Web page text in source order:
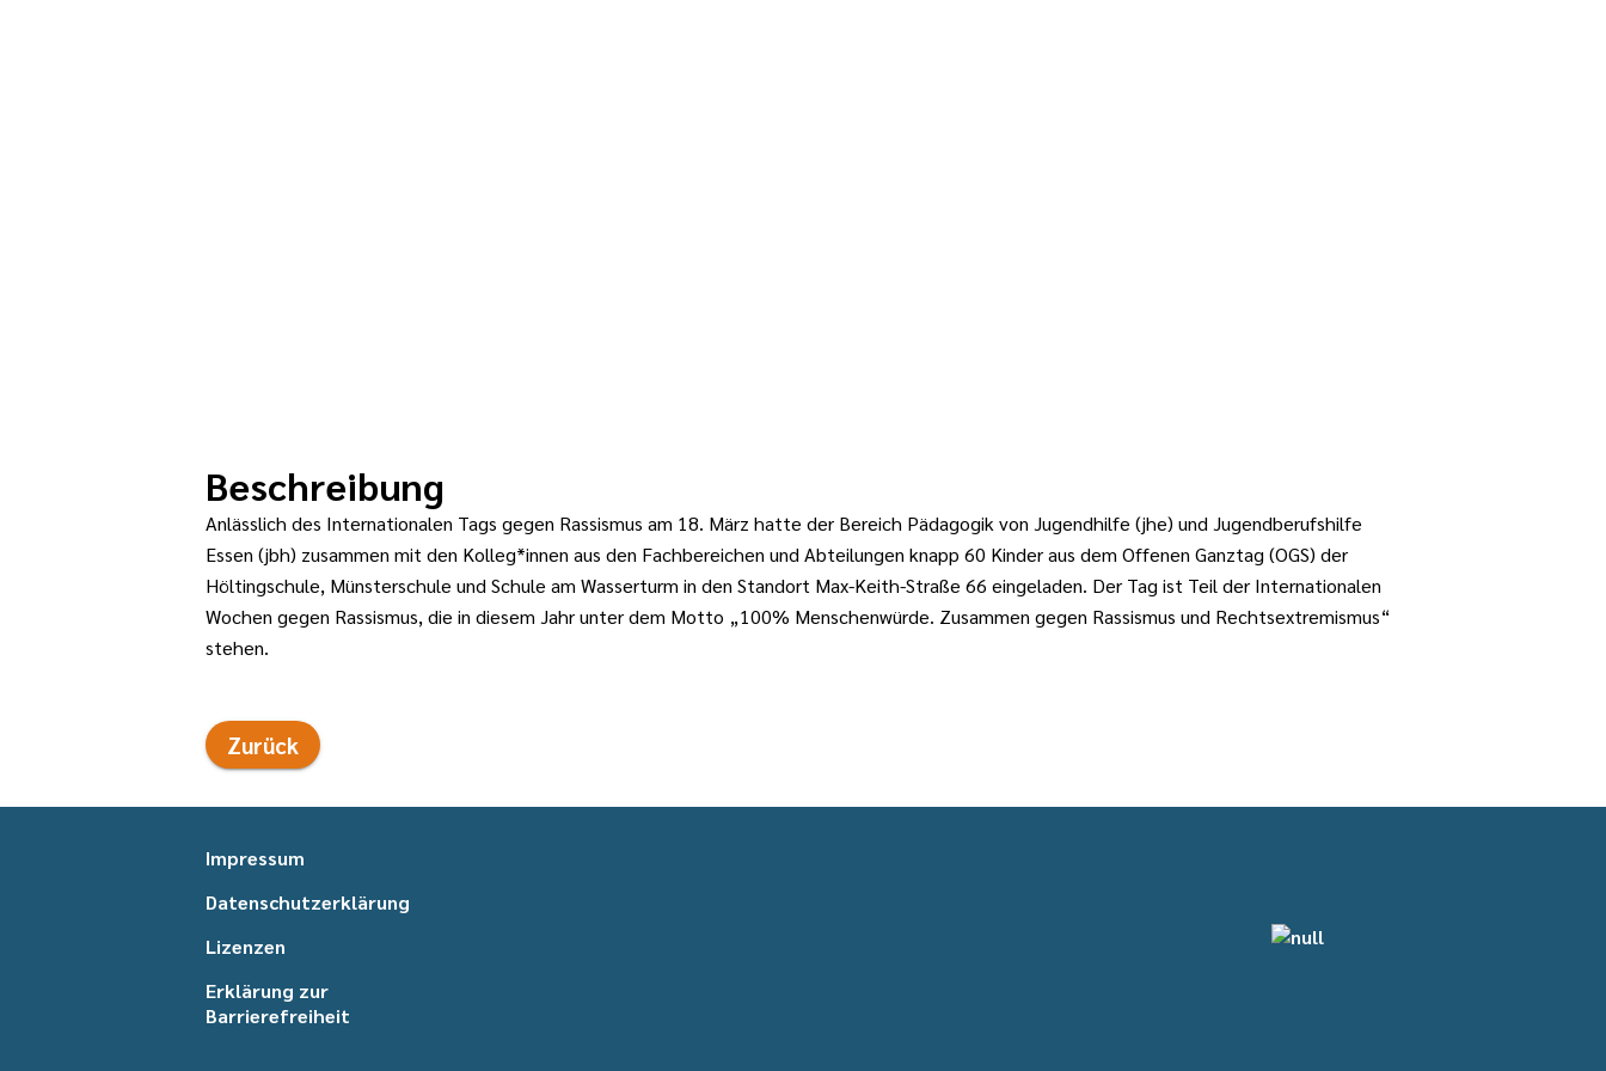
Beschreibung
Anlässlich des Internationalen Tags gegen Rassismus am 18. März hatte der Bereich Pädagogik von Jugendhilfe (jhe) und Jugendberufshilfe
Essen (jbh) zusammen mit den Kolleg*innen aus den Fachbereichen und Abteilungen knapp 60 Kinder aus dem Offenen Ganztag (OGS) der
Höltingschule, Münsterschule und Schule am Wasserturm in den Standort Max-Keith-Straße 66 eingeladen. Der Tag ist Teil der Internationalen
Wochen gegen Rassismus, die in diesem Jahr unter dem Motto „100% Menschenwürde. Zusammen gegen Rassismus und Rechtsextremismus“
stehen.
Zurück
Impressum
Datenschutzerklärung
Lizenzen
Erklärung zur
Barrierefreiheit